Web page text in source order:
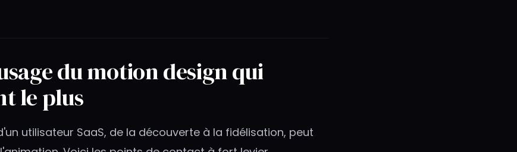
du motion design qui
le plus
utilisateur SaaS, de la découverte à la fidélisation, peut